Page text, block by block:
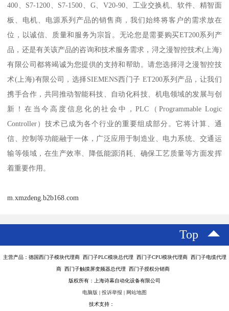
400、S7-1200、S7-1500、G、V20-90、工业交换机、软件、精智面
板、电机、电源系列产品的销售商，我们始终将客户的需求放在
位，以诚信、质量和服务为宗旨。无论您是需要购买ET200系列产
品，还是有关该产品的咨询和技术服务需求，浔之漫智控技术(上海)
有限公司都将竭诚为您提供的支持和帮助。请您选择浔之漫智控技
术(上海)有限公司，选择SIEMENS西门子 ET200系列产品，让我们
携手合作，共同推动智能科技、自动化科技、机电领域的发展与创
新！在当今高度信息化的社会中，PLC（Programmable Logic
Controller）技术已成为各个行业的重要组成部分。它将计算、通
信、控制等功能融于一体，广泛应用于制造业、电力系统、交通运
输等领域，在生产效率、降低能源消耗、确保工艺质量等方面发挥
着重要作用。
m.xmzdeng.b2b168.com
Top
主营产品：德国西门子模块代理商 西门子PLC模块总代理 西门子CPU模块代理商 西门子电缆代理
商 西门子触摸屏变频器总代理 西门子授权分销商
版权所有：上海诗幕自动化设备有限公司
电脑版 | 投诉举报 | 网站地图
技术支持：